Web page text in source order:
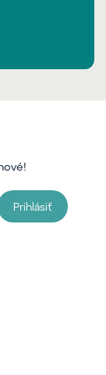
Prihlásiť